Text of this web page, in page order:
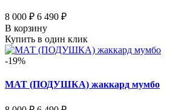
8 000 ₽ 6 490 ₽
В корзину
Купить в один клик
-19%
МАТ (ПОДУШКА) жаккард мумбо